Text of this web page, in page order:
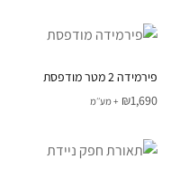
פירמידה 2 מטר מודפסת
₪1,690 + מע׳׳מ